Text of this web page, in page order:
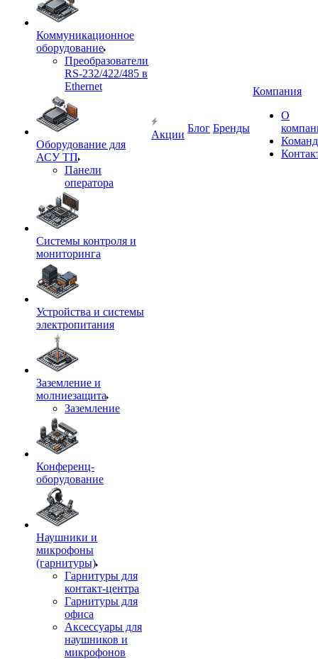
Коммуникационное
оборудование
Преобразователи
RS-232/422/485 в
Ethernet
Оборудование для
АСУ ТП
Панели
оператора
Системы контроля и
мониторинга
Устройства и системы
электропитания
Заземление и
молниезащита
Заземление
Конференц-
оборудование
Наушники и
микрофоны
(гарнитуры)
Гарнитуры для
контакт-центра
Гарнитуры для
офиса
Аксессуары для
наушников и
микрофонов
Акции
Блог Бренды
Компания
О